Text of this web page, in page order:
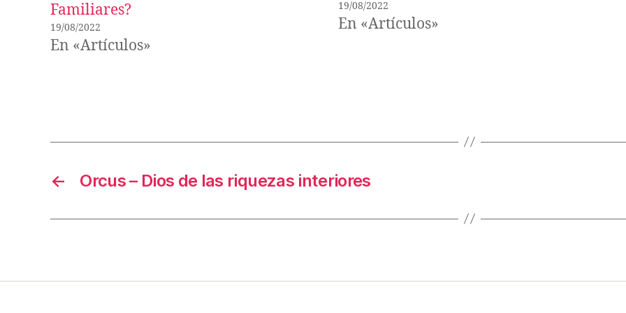
Familiares?
19/08/2022
En «Artículos»
19/08/2022
En «Artículos»
← Orcus – Dios de las riquezas interiores